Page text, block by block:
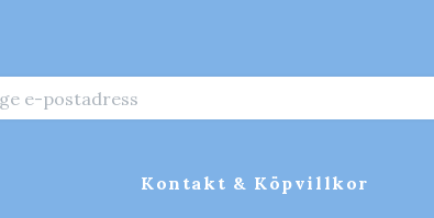
Kontakt & Köpvillkor